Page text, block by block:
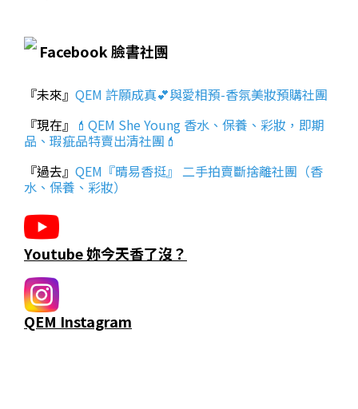
Facebook 臉書社團
『未來』 QEM 許願成真💕與愛相預-香氛美妝預購社團
『現在』 💄QEM She Young 香水、保養、彩妝，即期
品、瑕疵品特賣出清社團💄
『過去』 QEM『晴易香挺』 二手拍賣斷捨離社團（香
水、保養、彩妝）
Youtube 妳今天香了沒？
QEM Instagram